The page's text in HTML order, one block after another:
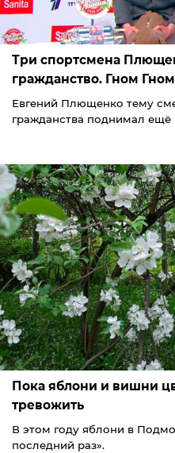
Три спортсмена
гражданство. Гном
Евгений Плющенко тему
гражданства поднимал ещё
Пока яблони и вишни
тревожить
В этом году яблони в
последний раз».